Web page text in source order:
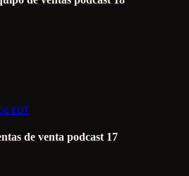
EDT
de venta podcast 17